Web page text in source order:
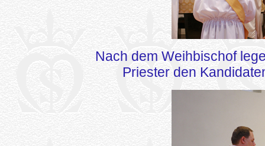
Nach dem Weihbischof
Priester den